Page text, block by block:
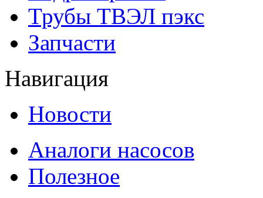
Трубы ТВЭЛ пэкс
Запчасти
Навигация
Новости
Аналоги насосов
Полезное